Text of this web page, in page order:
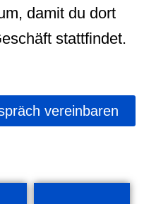
damit du dort
stattfindet.
vereinbaren